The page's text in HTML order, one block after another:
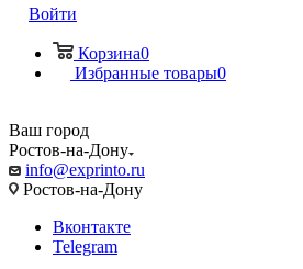
Войти
Корзина0
Избранные товары0
Ваш город
Ростов-на-Дону
info@exprinto.ru
Ростов-на-Дону
Вконтакте
Telegram